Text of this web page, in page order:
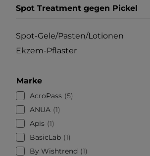
Spot Treatment gegen Pickel
Spot-Gele/Pasten/Lotionen
Ekzem-Pflaster
Marke
AcroPass 5
ANUA 1
Apis 1
BasicLab 1
By Wishtrend
1